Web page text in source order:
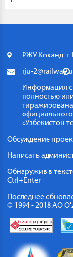
РЖУ Коканд. г.
rju-
Информация с
полностью
тиражирована
«Узбекистон
Обсуждение
Написать
Обнаружив в
Ctrl+Enter
Последнее
© 1994 - 2018 АО